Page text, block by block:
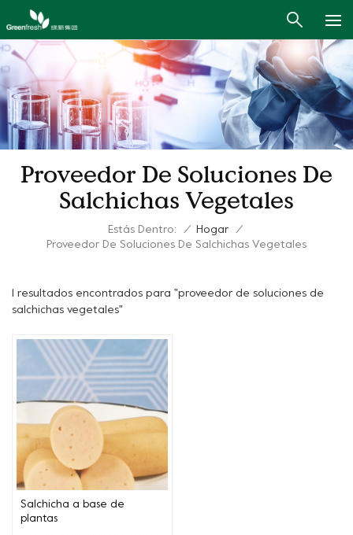
Proveedor De Soluciones De
Salchichas Vegetales
Estás Dentro: / Hogar
/
Proveedor De Soluciones De Salchichas Vegetales
1 resultados encontrados para "proveedor de soluciones de
salchichas vegetales"
Salchicha a base de
plantas